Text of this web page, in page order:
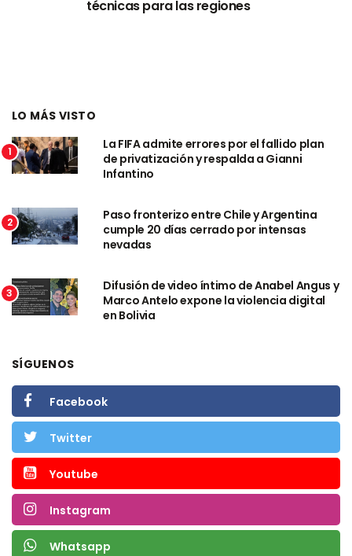
técnicas para las regiones
LO MÁS VISTO
1
La FIFA admite errores por el fallido plan
de privatización y respalda a Gianni
Infantino
2
Paso fronterizo entre Chile y Argentina
cumple 20 días cerrado por intensas
nevadas
3
Difusión de video íntimo de Anabel Angus y
Marco Antelo expone la violencia digital
en Bolivia
SÍGUENOS
Facebook
Twitter
Youtube
Instagram
Whatsapp